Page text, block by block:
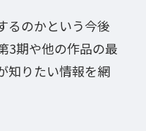
るのかという今後
3期や他の作品の最
知りたい情報を網